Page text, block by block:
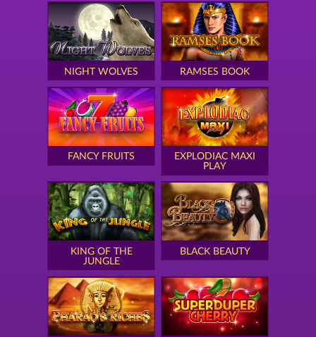
NIGHT WOLVES RAMSES BOOK
FANCY FRUITS
EXPLODIAC MAXI
PLAY
KING OF THE
JUNGLE
BLACK BEAUTY